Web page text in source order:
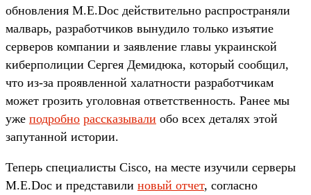
обновления M.E.Doc действительно распространяли
малварь, разработчиков вынудило только изъятие
серверов компании и заявление главы украинской
киберполиции Сергея Демидюка, который сообщил,
что из-за проявленной халатности разработчикам
может грозить уголовная ответственность. Ранее мы
уже подробно рассказывали обо всех деталях этой
запутанной истории.
Теперь специалисты Cisco, на месте изучили серверы
M.E.Doc и представили новый отчет, согласно